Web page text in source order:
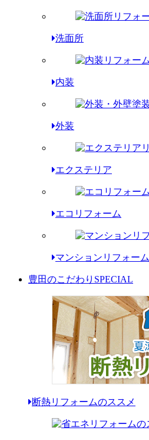
洗面所
内装
外装
エクステリア
エコリフォーム
マンションリフォーム
豊田のこだわり SPECIAL
断熱リフォームのススメ